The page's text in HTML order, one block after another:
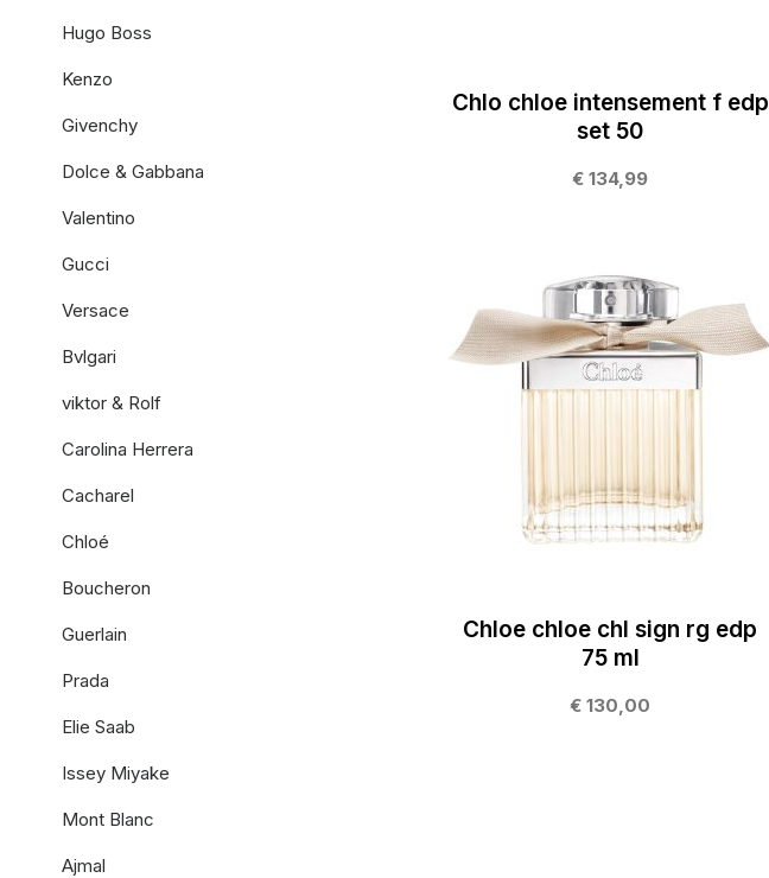
Chlo chloe intensement f edp
set 50
€ 134,99
Chloe chloe chl sign rg edp
75 ml
€ 130,00
Hugo Boss
Kenzo
Givenchy
Dolce & Gabbana
Valentino
Gucci
Versace
Bvlgari
viktor & Rolf
Carolina Herrera
Cacharel
Chloé
Boucheron
Guerlain
Prada
Elie Saab
Issey Miyake
Mont Blanc
Ajmal